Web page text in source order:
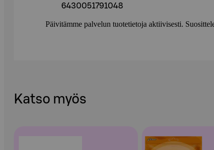
6430051791048
Päivitämme palvelun tuotetietoja aktiivisesti.
Katso myös